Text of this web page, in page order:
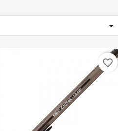

favorite_border